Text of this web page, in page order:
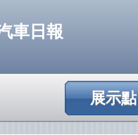
車日報
展示點